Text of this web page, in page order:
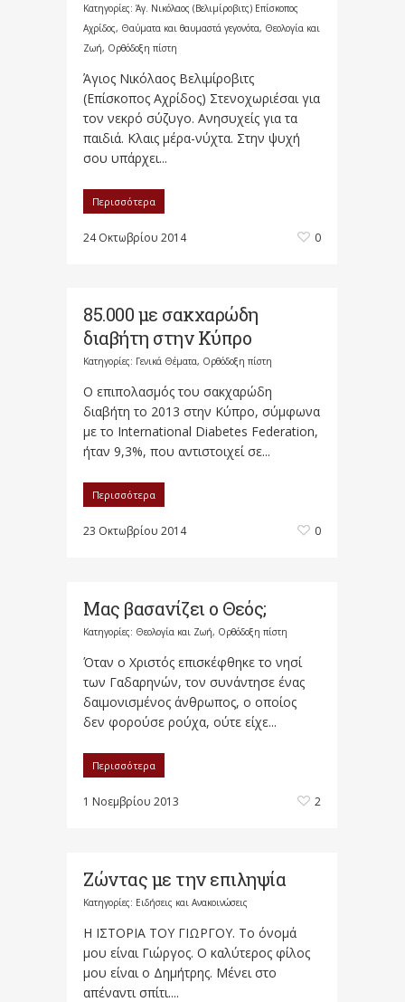
Κατηγορίες: Άγ. Νικόλαος (Βελιμίροβιτς) Επίσκοπος
Αχρίδος, Θαύματα και θαυμαστά γεγονότα, Θεολογία και
Ζωή, Ορθόδοξη πίστη
Άγιος Νικόλαος Βελιμίροβιτς
(Επίσκοπος Αχρίδος) Στενοχωριέσαι για
τον νεκρό σύζυγο. Ανησυχείς για τα
παιδιά. Κλαις μέρα-νύχτα. Στην ψυχή
σου υπάρχει...
Περισσότερα
24 Οκτωβρίου 2014 0
85.000 με σακχαρώδη
διαβήτη στην Κύπρο
Κατηγορίες: Γενικά Θέματα, Ορθόδοξη πίστη
Ο επιπολασμός του σακχαρώδη
διαβήτη το 2013 στην Κύπρο, σύμφωνα
με το International Diabetes Federation,
ήταν 9,3%, που αντιστοιχεί σε...
Περισσότερα
23 Οκτωβρίου 2014 0
Μας βασανίζει ο Θεός;
Κατηγορίες: Θεολογία και Ζωή, Ορθόδοξη πίστη
Όταν ο Χριστός επισκέφθηκε το νησί
των Γαδαρηνών, τον συνάντησε ένας
δαιμονισμένος άνθρωπος, ο οποίος
δεν φορούσε ρούχα, ούτε είχε...
Περισσότερα
1 Νοεμβρίου 2013 2
Ζώντας με την επιληψία
Κατηγορίες: Ειδήσεις και Ανακοινώσεις
Η ΙΣΤΟΡΙΑ ΤΟΥ ΓΙΩΡΓΟΥ. Το όνομά
μου είναι Γιώργος. Ο καλύτερος φίλος
μου είναι ο Δημήτρης. Μένει στο
απέναντι σπίτι....